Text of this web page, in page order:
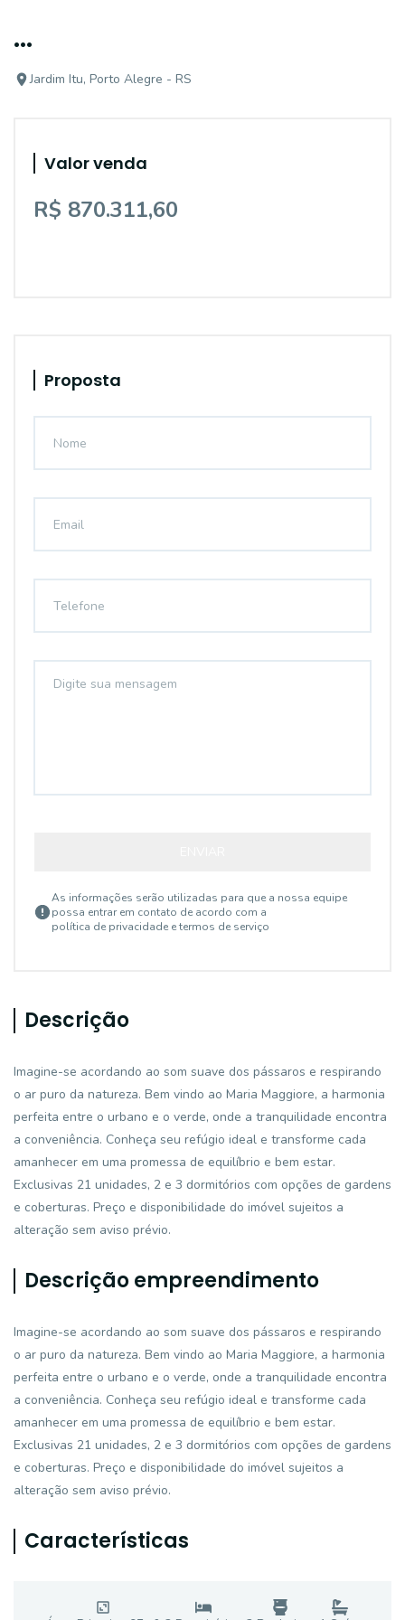
...
Jardim Itu, Porto Alegre - RS
Valor venda
R$ 870.311,60
Proposta
As informações serão utilizadas para que a nossa equipe
possa entrar em contato de acordo com a
política de privacidade e termos de serviço
Descrição
Imagine-se acordando ao som suave dos pássaros e respirando
o ar puro da natureza. Bem vindo ao Maria Maggiore, a harmonia
perfeita entre o urbano e o verde, onde a tranquilidade encontra
a conveniência. Conheça seu refúgio ideal e transforme cada
amanhecer em uma promessa de equilíbrio e bem estar.
Exclusivas 21 unidades, 2 e 3 dormitórios com opções de gardens
e coberturas. Preço e disponibilidade do imóvel sujeitos a
alteração sem aviso prévio.
Descrição empreendimento
Imagine-se acordando ao som suave dos pássaros e respirando
o ar puro da natureza. Bem vindo ao Maria Maggiore, a harmonia
perfeita entre o urbano e o verde, onde a tranquilidade encontra
a conveniência. Conheça seu refúgio ideal e transforme cada
amanhecer em uma promessa de equilíbrio e bem estar.
Exclusivas 21 unidades, 2 e 3 dormitórios com opções de gardens
e coberturas. Preço e disponibilidade do imóvel sujeitos a
alteração sem aviso prévio.
Características